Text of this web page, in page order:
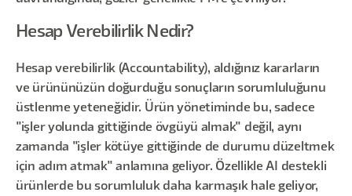
Hesap Verebilirlik Nedir?
Hesap verebilirlik (Accountability), aldığınız kararların
ve ürününüzün doğurduğu sonuçların sorumluluğunu
üstlenme yeteneğidir. Ürün yönetiminde bu, sadece
"işler yolunda gittiğinde övgüyü almak" değil, aynı
zamanda "işler kötüye gittiğinde de durumu düzeltmek
için adım atmak" anlamına geliyor. Özellikle AI destekli
ürünlerde bu sorumluluk daha karmaşık hale geliyor,